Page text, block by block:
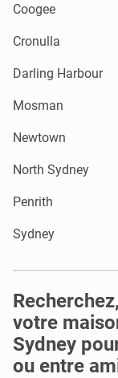
Coogee
Cronulla
Darling Harbour
Mosman
Newtown
North Sydney
Penrith
Sydney
votre
Sydney
ou entre